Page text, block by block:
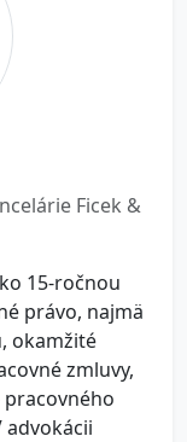
Ficek &
15-ročnou
právo, najmä
okamžité
zmluvy,
advokácii